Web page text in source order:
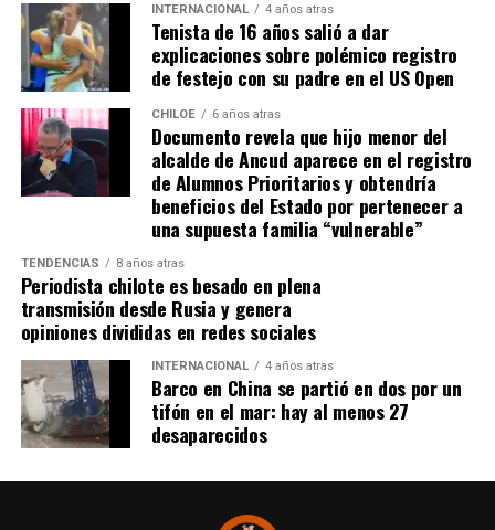
INTERNACIONAL 4 años atras
Tenista de 16 años salió a dar
explicaciones sobre polémico registro
de festejo con su padre en el US Open
CHILOE 6 años atras
Documento revela que hijo menor del
alcalde de Ancud aparece en el registro
de Alumnos Prioritarios y obtendría
beneficios del Estado por pertenecer a
una supuesta familia “vulnerable”
TENDENCIAS 8 años atras
Periodista chilote es besado en plena
transmisión desde Rusia y genera
opiniones divididas en redes sociales
INTERNACIONAL 4 años atras
Barco en China se partió en dos por un
tifón en el mar: hay al menos 27
desaparecidos